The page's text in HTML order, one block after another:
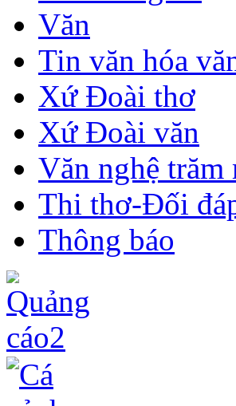
Văn
Tin văn hóa
Xứ Đoài thơ
Xứ Đoài văn
Văn nghệ trăm
Thi thơ-Đối
Thông báo